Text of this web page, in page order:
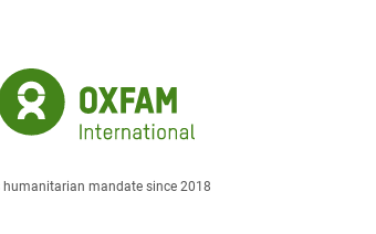
mandate since 2018